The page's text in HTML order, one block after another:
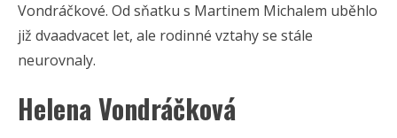
Vondráčkové. Od sňatku s Martinem Michalem uběhlo
již dvaadvacet let, ale rodinné vztahy se stále
neurovnaly.
Helena Vondráčková